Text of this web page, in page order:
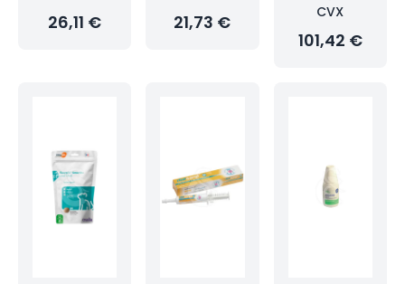
26,11 € 21,73 €
CVX
101,42 €